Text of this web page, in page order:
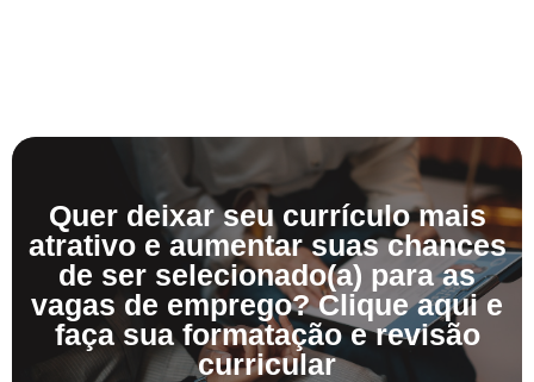
Quer deixar seu currículo mais
atrativo e aumentar suas chances
de ser selecionado(a) para as
vagas de emprego? Clique aqui e
faça sua formatação e revisão
curricular